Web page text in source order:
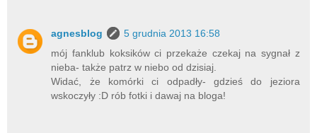
agnesblog
5 grudnia 2013 16:58
mój fanklub koksików ci przekaże czekaj na sygnał z
nieba- także patrz w niebo od dzisiaj.
Widać, że komórki ci odpadły- gdzieś do jeziora
wskoczyły :D rób fotki i dawaj na bloga!